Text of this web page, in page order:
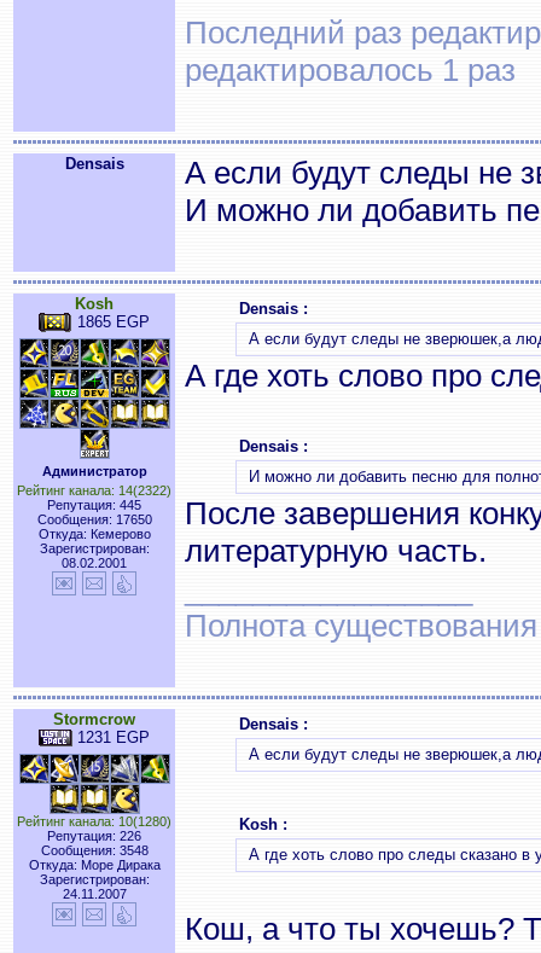
Последний раз
редактировалось 1 раз
Densais
А если будут следы не
И можно ли добавить
Kosh
1865 EGP
Администратор
Рейтинг канала: 14(2322)
Репутация: 445
Сообщения: 17650
Откуда: Кемерово
Зарегистрирован:
08.02.2001
Densais :
А если будут следы не зверюшек,а
А где хоть слово про
Densais :
И можно ли добавить песню для
После завершения
литературную часть.
Полнота
Stormcrow
1231 EGP
Рейтинг канала: 10(1280)
Репутация: 226
Сообщения: 3548
Откуда: Море Дирака
Зарегистрирован:
24.11.2007
Densais :
А если будут следы не зверюшек,а
Kosh :
А где хоть слово про следы сказано в
Кош, а что ты хочешь?